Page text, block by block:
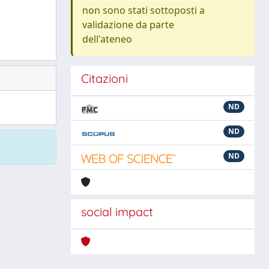
non sono stati sottoposti a
validazione da parte
dell'ateneo
Citazioni
ND
ND
ND
social impact